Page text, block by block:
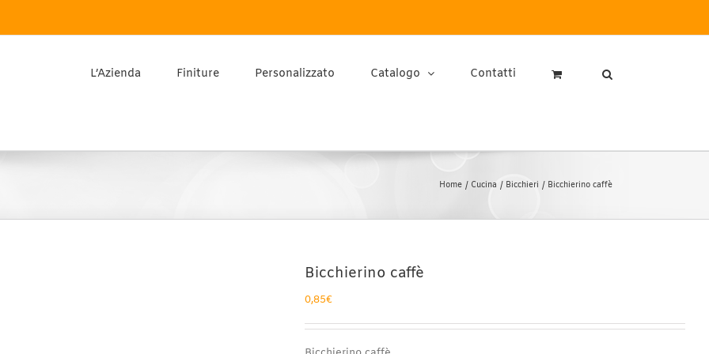
L’Azienda Finiture Personalizzato Catalogo Contatti
Home Cucina Bicchieri Bicchierino caffè
Bicchierino caffè
0,85€